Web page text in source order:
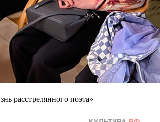
расстрелянного поэта»